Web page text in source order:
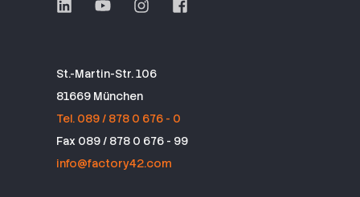
St.-Martin-Str. 106
81669 München
Tel. 089 / 878 0 676 - 0
Fax 089 / 878 0 676 - 99
info@factory42.com